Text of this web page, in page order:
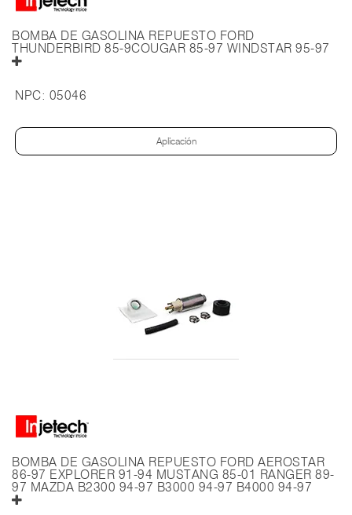
BOMBA DE GASOLINA REPUESTO FORD
THUNDERBIRD 85-9COUGAR 85-97 WINDSTAR 95-97
NPC: 05046
Aplicación
BOMBA DE GASOLINA REPUESTO FORD AEROSTAR
86-97 EXPLORER 91-94 MUSTANG 85-01 RANGER 89-
97 MAZDA B2300 94-97 B3000 94-97 B4000 94-97